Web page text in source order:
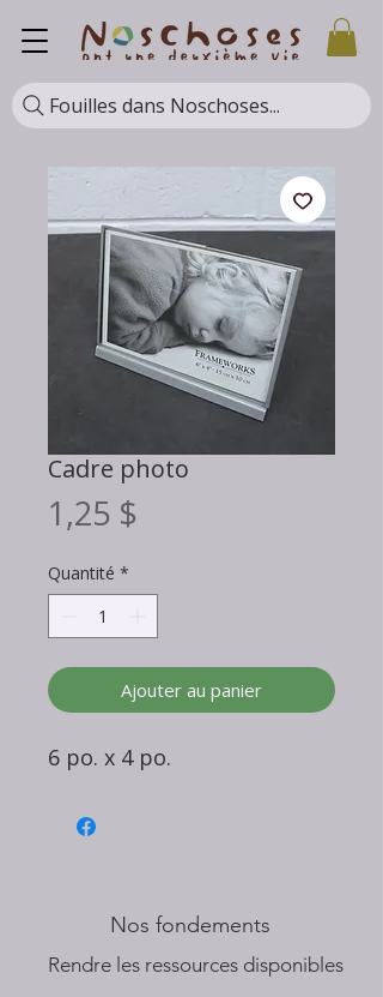
Fouilles dans Noschoses...
Cadre photo
1,25 $
Quantité *
Ajouter au panier
6 po. x 4 po.
Nos fondements
​Rendre les ressources disponibles